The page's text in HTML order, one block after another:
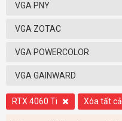
VGA PNY
VGA ZOTAC
VGA POWERCOLOR
VGA GAINWARD
RTX 4060 Ti Xóa tất cả